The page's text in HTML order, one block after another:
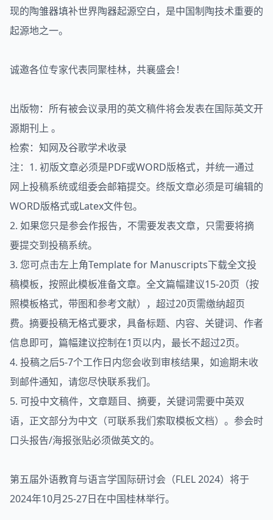
现的陶雏器填补世界陶器起源空白，是中国制陶技术重要的
起源地之一。
诚邀各位专家代表同聚桂林，共襄盛会！
出版物：所有被会议录用的英文稿件将会发表在国际英文开
源期刊上 。
检索：知网及谷歌学术收录
注：1. 初版文章必须是PDF或WORD版格式，并统一通过
网上投稿系统或组委会邮箱提交。终版文章必须是可编辑的
WORD版格式或Latex文件包。
2. 如果您只是参会作报告，不需要发表文章，只需要将摘
要提交到投稿系统。
3. 您可点击左上角Template for Manuscripts下载全文投
稿模板，按照此模板准备文章。全文篇幅建议15-20页（按
照模板格式，带图和参考文献），超过20页需缴纳超页
费。摘要投稿无格式要求，具备标题、内容、关键词、作者
信息即可，篇幅建议控制在1页以内，最长不超过2页。
4. 投稿之后5-7个工作日内您会收到审核结果，如逾期未收
到邮件通知，请您尽快联系我们。
5. 可投中文稿件，文章题目、摘要，关键词需要中英双
语，正文部分为中文（可联系我们索取模板文档）。参会时
口头报告/海报张贴必须做英文的。
第五届外语教育与语言学国际研讨会（FLEL 2024）将于
2024年10月25-27日在中国桂林举行。